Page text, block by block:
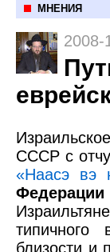
МНЕНИЯ
2008-
СССР с
«Наасэ вэ
близости и